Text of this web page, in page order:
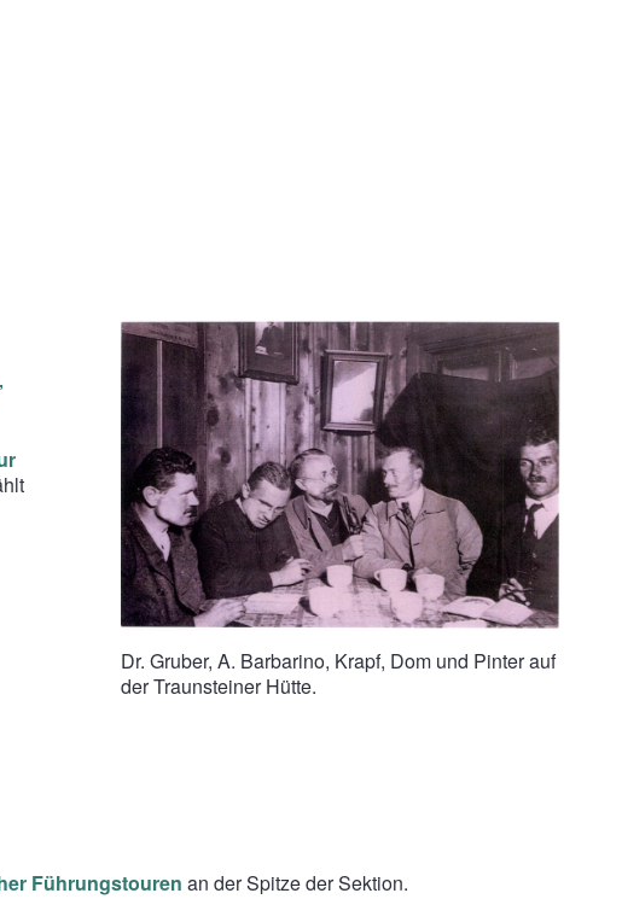
Dr. Gruber, A. Barbarino, Krapf, Dom und Pinter auf
der Traunsteiner Hütte.
Führungstouren an der Spitze der Sektion.